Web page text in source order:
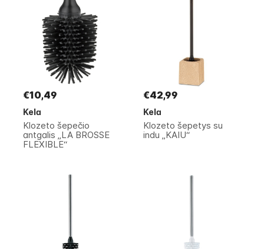
€10,49
Kela
Klozeto šepečio
antgalis „LA BROSSE
FLEXIBLE“
€42,99
Kela
Klozeto šepetys su
indu „KAIU“